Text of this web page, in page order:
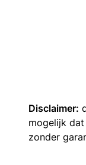
Disclaimer:
mogelijk
zonder